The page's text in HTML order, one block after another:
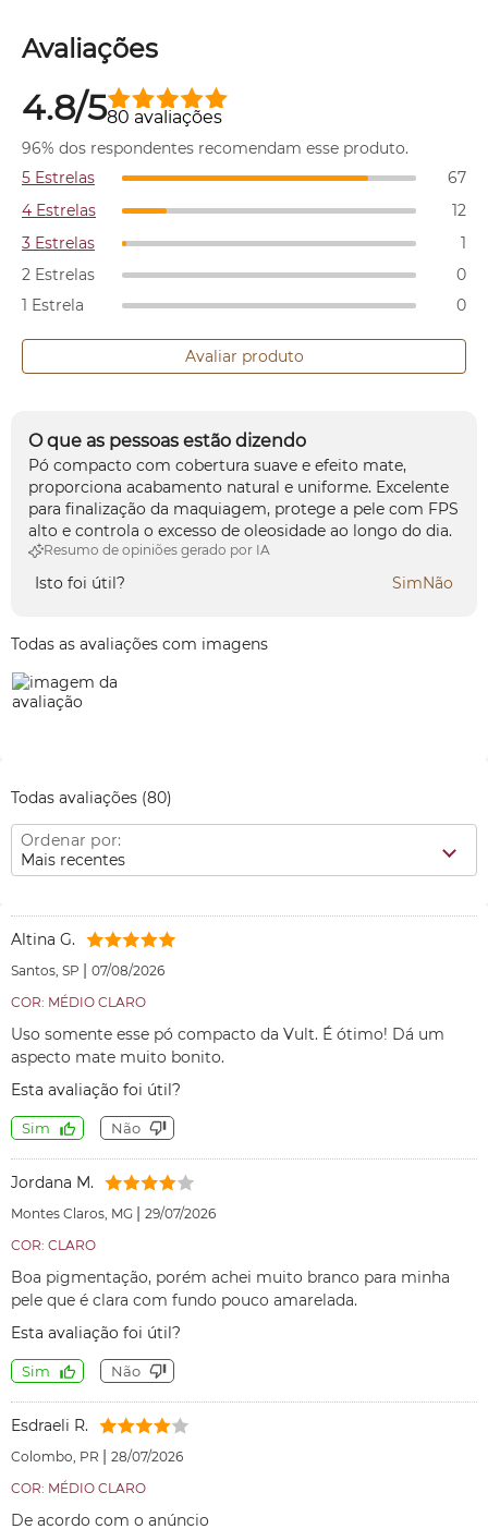
Avaliações
4.8/580 avaliações
96% dos respondentes recomendam esse produto.
5 Estrelas
67
4 Estrelas
12
3 Estrelas
1
2 Estrelas
0
1 Estrela
0
Avaliar produto
O que as pessoas estão dizendo
Pó compacto com cobertura suave e efeito mate,
proporciona acabamento natural e uniforme. Excelente
para finalização da maquiagem, protege a pele com FPS
alto e controla o excesso de oleosidade ao longo do dia.
Resumo de opiniões gerado por IA
Isto foi útil? SimNão
Todas as avaliações com imagens
Todas avaliações (80)
Ordenar por:
Mais recentes
Altina G.
Santos, SP | 07/08/2026
COR: MÉDIO CLARO
Uso somente esse pó compacto da Vult. É ótimo! Dá um
aspecto mate muito bonito.
Esta avaliação foi útil?
Sim Não
Jordana M.
Montes Claros, MG | 29/07/2026
COR: CLARO
Boa pigmentação, porém achei muito branco para minha
pele que é clara com fundo pouco amarelada.
Esta avaliação foi útil?
Sim Não
Esdraeli R.
Colombo, PR | 28/07/2026
COR: MÉDIO CLARO
De acordo com o anúncio